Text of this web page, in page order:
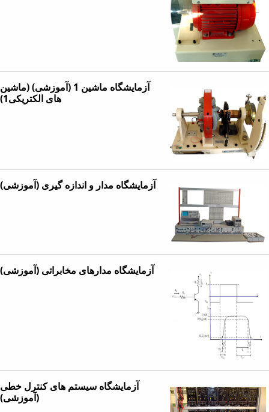
آزمایشگاه ماشین 1 (آموزشی) (ماشین
های الکتریکی1)
آزمایشگاه مدار و اندازه گیری (آموزشی)
آزمایشگاه مدارهای مخابراتی (آموزشی)
آزمایشگاه سیستم های کنترل خطی
(آموزشی)